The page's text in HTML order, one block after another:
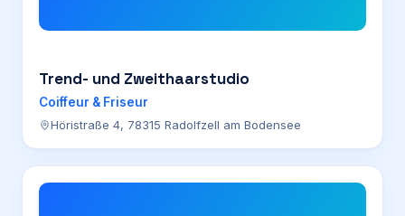
Trend- und Zweithaarstudio
Coiffeur & Friseur
Höristraße 4, 78315 Radolfzell am Bodensee